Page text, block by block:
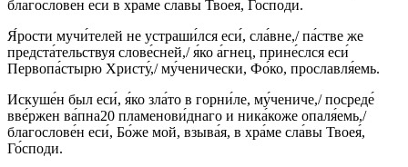
благослове́н еси́ в хра́ме сла́вы Твоея́, Го́споди.
Я́рости мучи́телей не устраши́лся еси́, сла́вне,/ па́стве же
предста́тельствуя слове́сней,/ я́ко а́гнец, прине́слся еси́
Первопа́стырю Христу́,/ му́ченически, Фо́ко, прославля́емь.
Искуше́н был еси́, я́ко зла́то в горни́ле, му́чениче,/ посреде́
вве́ржен ва́пна20 пламенови́днаго и ника́коже опаля́емь,/
благослове́н еси́, Бо́же мой, взыва́я, в хра́ме сла́вы Твоея́,
Го́споди.